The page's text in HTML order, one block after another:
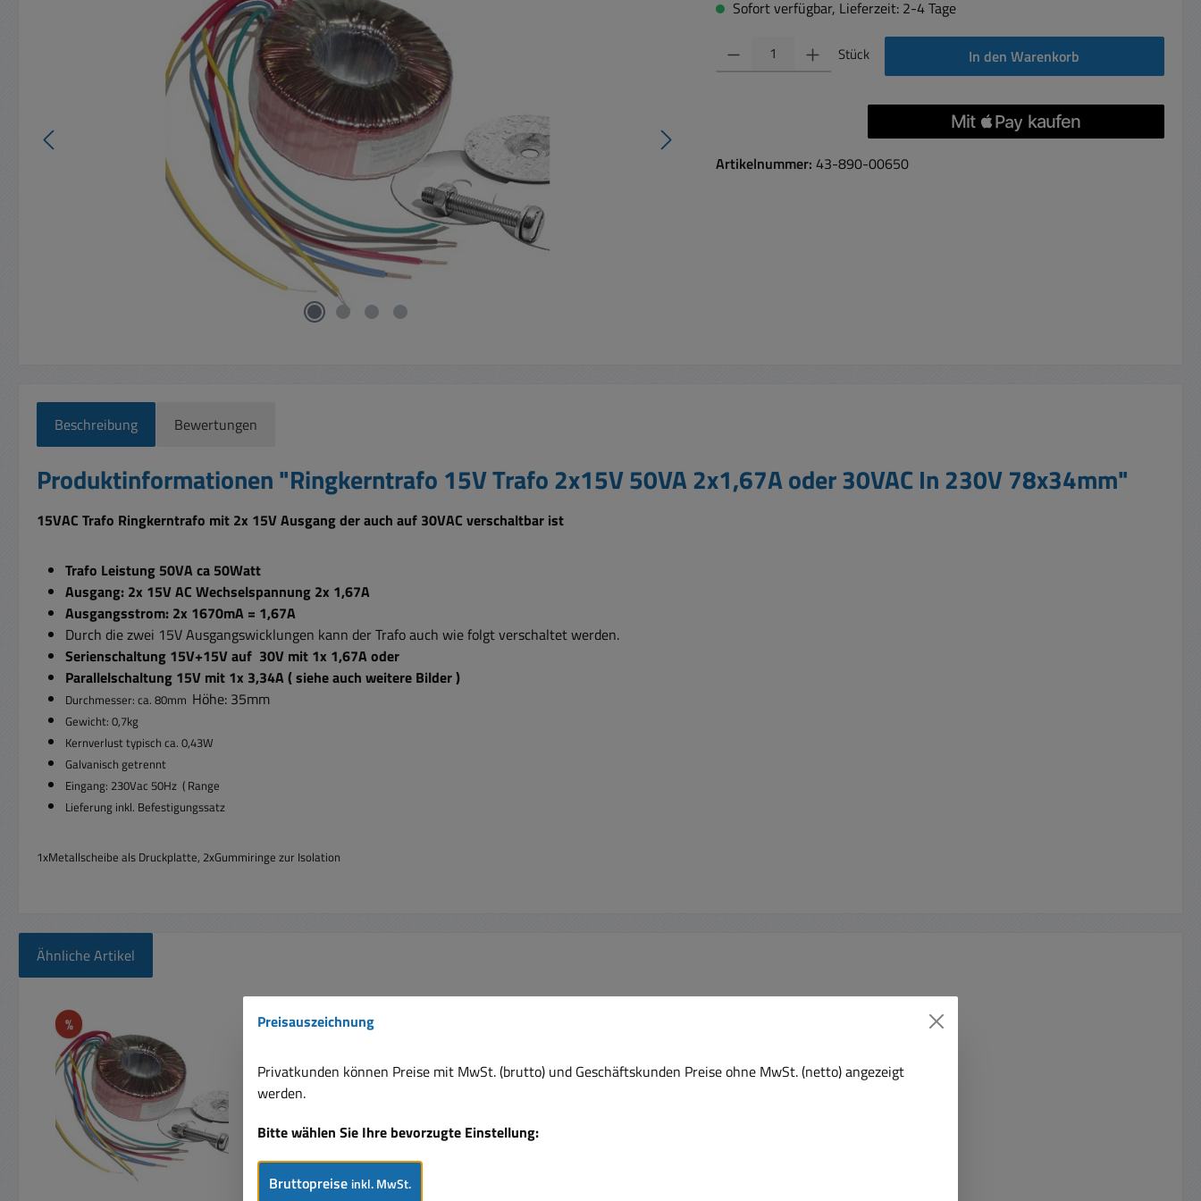
Sofort verfügbar, Lieferzeit: 2-4 Tage
Produkt Anzahl: Gib den gewünschten Wert ein oder benutze die Schaltflächen um die
Stück In den Warenkorb
Artikelnummer: 43-890-00650
Beschreibung Bewertungen
Produktinformationen "Ringkerntrafo 15V Trafo 2x15V 50VA 2x1,67A oder 30VAC In 230V 78x34mm"
15VAC Trafo Ringkerntrafo mit 2x 15V Ausgang der auch auf 30VAC verschaltbar ist
Trafo Leistung 50VA ca 50Watt
Ausgang: 2x 15V AC Wechselspannung 2x 1,67A
Ausgangsstrom: 2x 1670mA = 1,67A
Durch die zwei 15V Ausgangswicklungen kann der Trafo auch wie folgt verschaltet werden.
Serienschaltung 15V+15V auf 30V mit 1x 1,67A oder
Parallelschaltung 15V mit 1x 3,34A ( siehe auch weitere Bilder )
Durchmesser: ca. 80mm Höhe: 35mm
Gewicht: 0,7kg
Kernverlust typisch ca. 0,43W
Galvanisch getrennt
Eingang: 230Vac 50Hz ( Range
Lieferung inkl. Befestigungssatz
1xMetallscheibe als Druckplatte, 2xGummiringe zur Isolation
Ähnliche Artikel
Produktgalerie überspringen
%Rabatt Preisauszeichnung
Privatkunden können Preise mit MwSt. (brutto) und Geschäftskunden Preise ohne MwSt. (netto) angezeigt
werden.
Bitte wählen Sie Ihre bevorzugte Einstellung:
Bruttopreise inkl. MwSt.